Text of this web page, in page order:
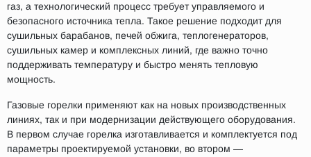
газ, а технологический процесс требует управляемого и
безопасного источника тепла. Такое решение подходит для
сушильных барабанов, печей обжига, теплогенераторов,
сушильных камер и комплексных линий, где важно точно
поддерживать температуру и быстро менять тепловую
мощность.
Газовые горелки применяют как на новых производственных
линиях, так и при модернизации действующего оборудования.
В первом случае горелка изготавливается и комплектуется под
параметры проектируемой установки, во втором —